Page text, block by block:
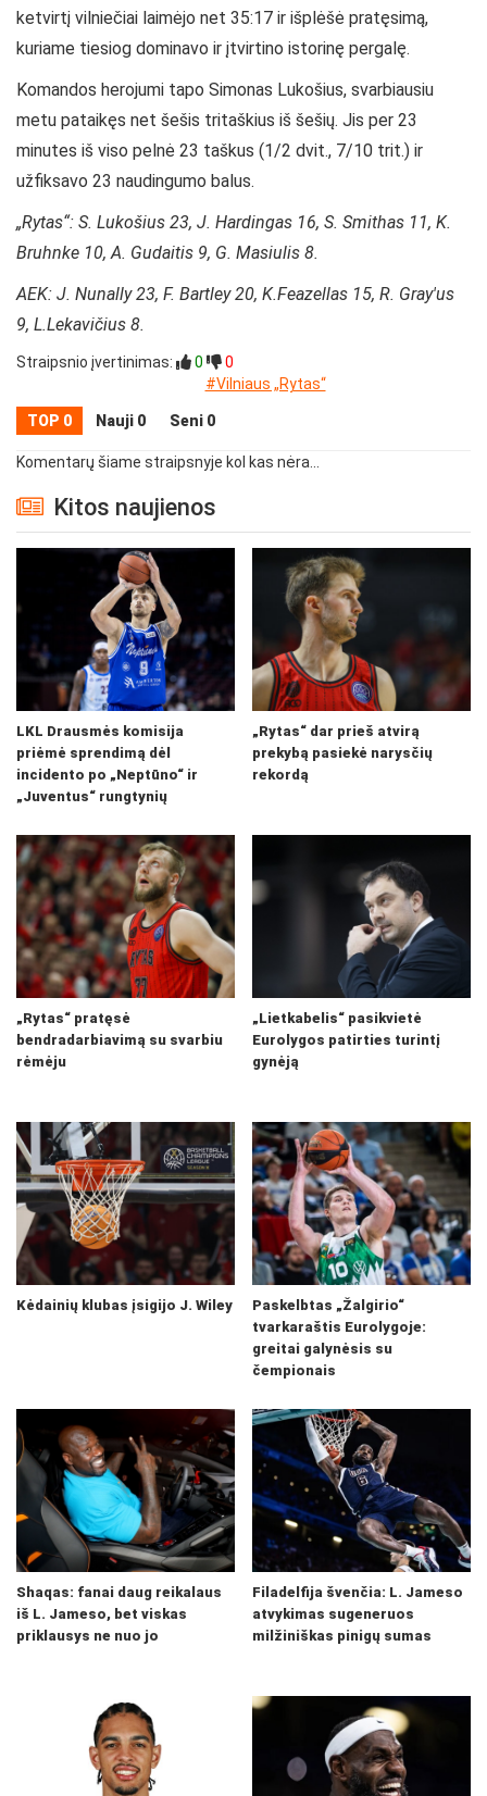
ketvirtį vilniečiai laimėjo net 35:17 ir išplėšė pratęsimą,
kuriame tiesiog dominavo ir įtvirtino istorinę pergalę.
Komandos herojumi tapo Simonas Lukošius, svarbiausiu
metu pataikęs net šešis tritaškius iš šešių. Jis per 23
minutes iš viso pelnė 23 taškus (1/2 dvit., 7/10 trit.) ir
užfiksavo 23 naudingumo balus.
„Rytas“: S. Lukošius 23, J. Hardingas 16, S. Smithas 11, K.
Bruhnke 10, A. Gudaitis 9, G. Masiulis 8.
AEK: J. Nunally 23, F. Bartley 20, K.Feazellas 15, R. Gray'us
9, L.Lekavičius 8.
Straipsnio įvertinimas: 0
0
#Vilniaus „Rytas“
TOP 0 Nauji 0 Seni 0
Komentarų šiame straipsnyje kol kas nėra...
Kitos naujienos
LKL Drausmės komisija
priėmė sprendimą dėl
incidento po „Neptūno“ ir
„Juventus“ rungtynių
„Rytas“ dar prieš atvirą
prekybą pasiekė narysčių
rekordą
„Rytas“ pratęsė
bendradarbiavimą su svarbiu
rėmėju
„Lietkabelis“ pasikvietė
Eurolygos patirties turintį
gynėją
Kėdainių klubas įsigijo J. Wiley
Paskelbtas „Žalgirio“
tvarkaraštis Eurolygoje:
greitai galynėsis su
čempionais
Shaqas: fanai daug reikalaus
iš L. Jameso, bet viskas
priklausys ne nuo jo
Filadelfija švenčia: L. Jameso
atvykimas sugeneruos
milžiniškas pinigų sumas